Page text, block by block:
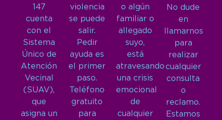
147
cuenta
con el
Sistema
Único de
Atención
Vecinal
(SUAV),
que
asigna un
violencia
se puede
salir.
Pedir
ayuda es
el primer
paso.
Teléfono
gratuito
para
o algún
familiar o
allegado
suyo,
está
atravesando
una crisis
emocional
de
cualquier
No dude
en
llamarnos
para
realizar
cualquier
consulta
o
reclamo.
Estamos